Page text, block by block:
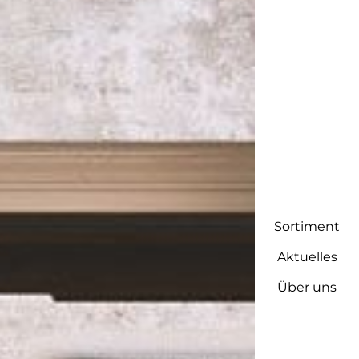
Sortiment
Aktuelles
Über uns